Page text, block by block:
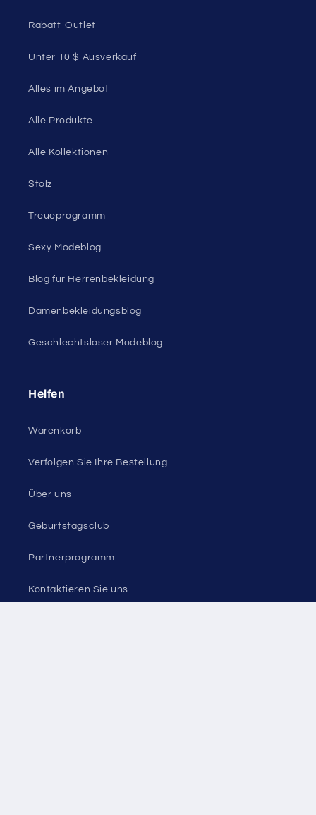
Rabatt-Outlet
Unter 10 $ Ausverkauf
Alles im Angebot
Alle Produkte
Alle Kollektionen
Stolz
Treueprogramm
Sexy Modeblog
Blog für Herrenbekleidung
Damenbekleidungsblog
Geschlechtsloser Modeblog
Helfen
Warenkorb
Verfolgen Sie Ihre Bestellung
Über uns
Geburtstagsclub
Partnerprogramm
Kontaktieren Sie uns